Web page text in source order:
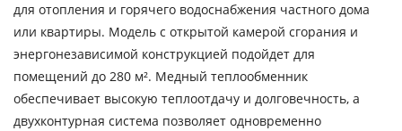
для отопления и горячего водоснабжения частного дома
или квартиры. Модель с открытой камерой сгорания и
энергонезависимой конструкцией подойдет для
помещений до 280 м². Медный теплообменник
обеспечивает высокую теплоотдачу и долговечность, а
двухконтурная система позволяет одновременно